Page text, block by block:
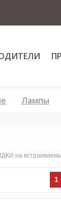
Лампы
на
1